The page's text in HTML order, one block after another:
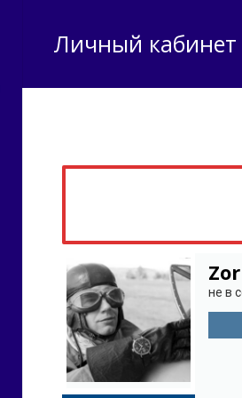
Личный кабинет
не в